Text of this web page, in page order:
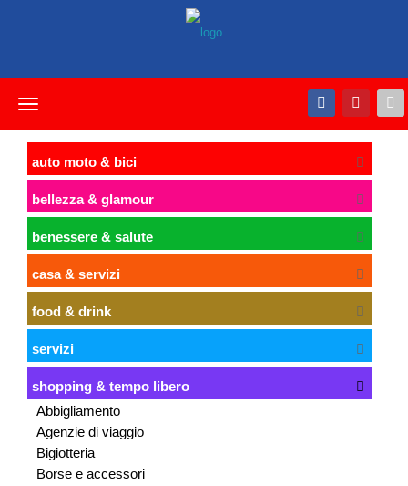
Toggle
auto moto & bici
bellezza & glamour
benessere & salute
casa & servizi
food & drink
servizi
shopping & tempo libero
Abbigliamento
Agenzie di viaggio
Bigiotteria
Borse e accessori